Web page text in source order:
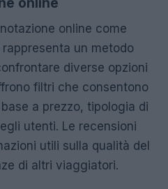
online come
rappresenta un metodo
diverse opzioni
filtri che consentono
a prezzo, tipologia di
utenti. Le recensioni
utili sulla qualità del
di altri viaggiatori.